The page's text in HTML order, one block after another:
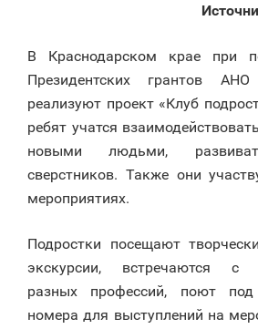
В Краснодарском крае при
Президентских грантов
реализуют проект «Клуб
ребят учатся
новыми людьми,
сверстников. Также они
мероприятиях.
Подростки посещают
экскурсии, встречаются с
разных профессий, поют под
номера для выступлений на